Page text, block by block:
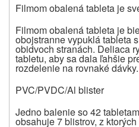
Filmom obalená tableta je
Filmom obalená tableta je
obojstranne vypuklá tableta
obidvoch stranách. Deliaca
tabletu, aby sa dala ľahšie
rozdelenie na rovnaké dávky.
PVC/PVDC/Al blister
Jedno balenie so 42
obsahuje 7 blistrov, z